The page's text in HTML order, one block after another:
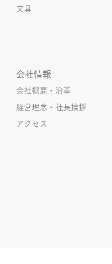
文具
会社情報
会社概要・沿革
経営理念・社長挨拶
アクセス